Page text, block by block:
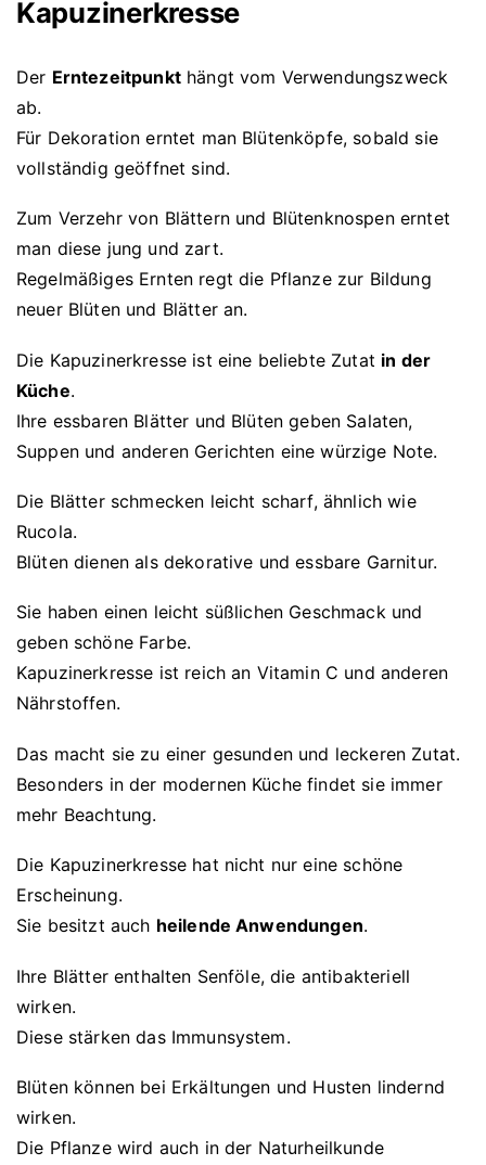
Kapuzinerkresse
Der Erntezeitpunkthängt vom Verwendungszweck
ab.
Für Dekoration erntet man Blütenköpfe, sobald sie
vollständig geöffnet sind.
Zum Verzehr von Blättern und Blütenknospen erntet
man diese jung und zart.
Regelmäßiges Ernten regt die Pflanze zur Bildung
neuer Blüten und Blätter an.
Die Kapuzinerkresse ist eine beliebte Zutat in der
Küche.
Ihre essbaren Blätter und Blüten geben Salaten,
Suppen und anderen Gerichten eine würzige Note.
Die Blätter schmecken leicht scharf, ähnlich wie
Rucola.
Blüten dienen als dekorative und essbare Garnitur.
Sie haben einen leicht süßlichen Geschmack und
geben schöne Farbe.
Kapuzinerkresse ist reich an Vitamin C und anderen
Nährstoffen.
Das macht sie zu einer gesunden und leckeren Zutat.
Besonders in der modernen Küche findet sie immer
mehr Beachtung.
Die Kapuzinerkresse hat nicht nur eine schöne
Erscheinung.
Sie besitzt auch heilende Anwendungen.
Ihre Blätter enthalten Senföle, die antibakteriell
wirken.
Diese stärken das Immunsystem.
Blüten können bei Erkältungen und Husten lindernd
wirken.
Die Pflanze wird auch in der Naturheilkunde